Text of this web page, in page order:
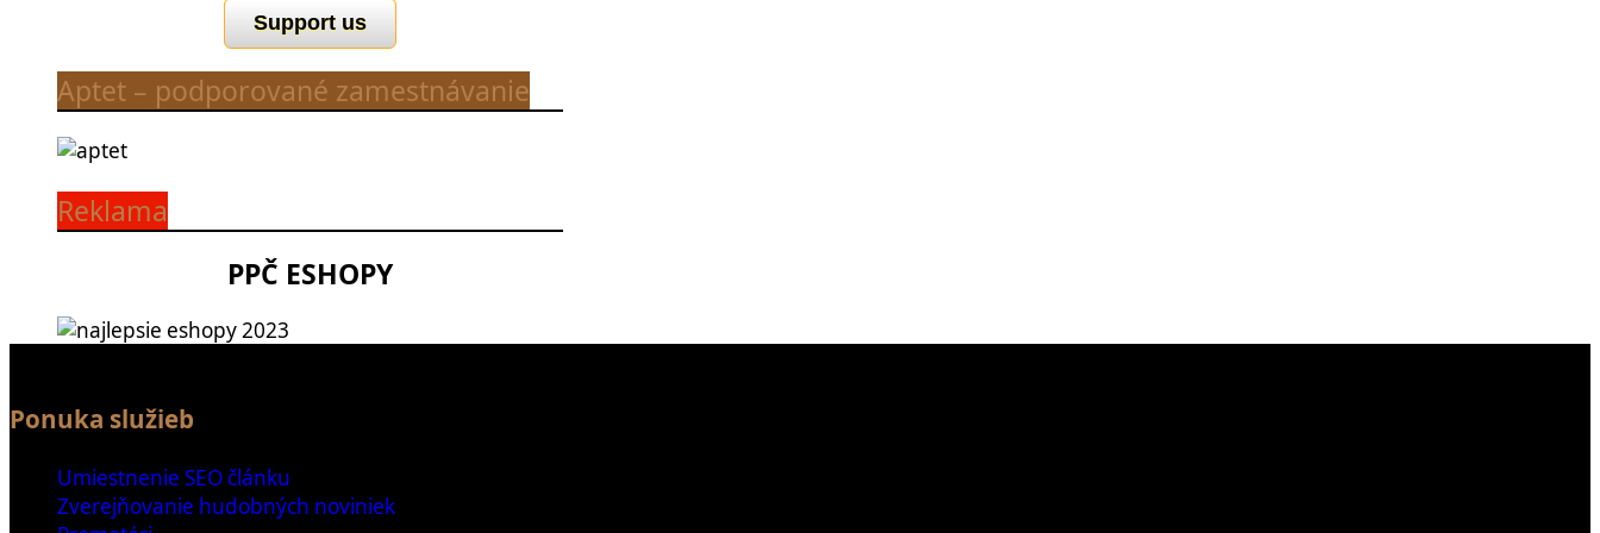
Support us
Aptet – podporované zamestnávanie
Reklama
PPČ ESHOPY
Ponuka služieb
Umiestnenie SEO článku
Zverejňovanie hudobných noviniek